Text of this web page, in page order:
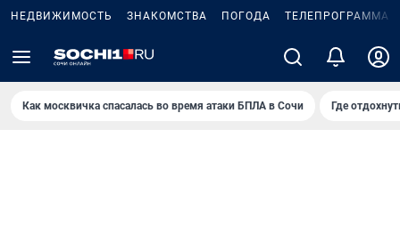
НЕДВИЖИМОСТЬ ЗНАКОМСТВА ПОГОДА ТЕЛЕПРОГРАММА
Как москвичка спасалась во время атаки БПЛА в Сочи Где